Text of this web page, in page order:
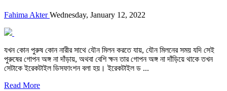
Fahima AkterWednesday, January 12, 2022
যখন কোন পুরুষ কোন নারীর সাথে যৌন মিলন করতে যায়, যৌন মিলনের সময় যদি সেই
পুরুষের গোপন অঙ্গ না দাঁড়ায়, অথবা বেশি ক্ষন তার গোপন অঙ্গ না দাঁড়িয়ে থাকে তখন
সেটাকে ইরেকটাইল ডিসফাংশন বলা হয়। ইরেকটাইল ড ...
Read More